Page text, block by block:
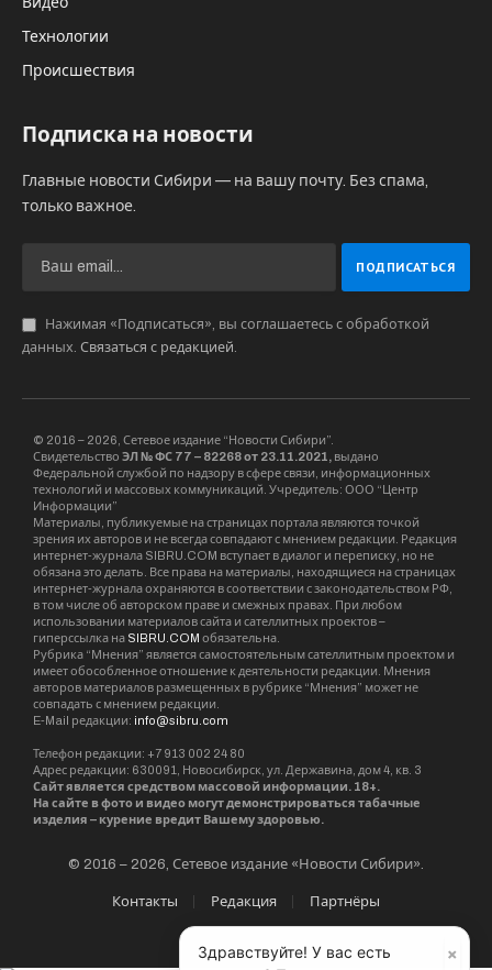
Технологии
Происшествия
Подписка на новости
Главные новости Сибири — на вашу почту. Без спама,
только важное.
Нажимая «Подписаться», вы соглашаетесь с обработкой
данных. Связаться с редакцией.
© 2016 – 2026, Сетевое издание “Новости Сибири”.
Свидетельство ЭЛ № ФС 77 – 82268 от 23.11.2021, выдано
Федеральной службой по надзору в сфере связи, информационных
технологий и массовых коммуникаций. Учредитель: ООО “Центр
Информации”
Материалы, публикуемые на страницах портала являются точкой
зрения их авторов и не всегда совпадают с мнением редакции. Редакция
интернет-журнала SIBRU.COM вступает в диалог и переписку, но не
обязана это делать. Все права на материалы, находящиеся на страницах
интернет-журнала охраняются в соответствии с законодательством РФ,
в том числе об авторском праве и смежных правах. При любом
использовании материалов сайта и сателлитных проектов –
гиперссылка на SIBRU.COM обязательна.
Рубрика “Мнения” является самостоятельным сателлитным проектом и
имеет обособленное отношение к деятельности редакции. Мнения
авторов материалов размещенных в рубрике “Мнения” может не
совпадать с мнением редакции.
E-Mail редакции: info@sibru.com
Телефон редакции: +7 913 002 24 80
Адрес редакции: 630091, Новосибирск, ул. Державина, дом 4, кв. 3
Сайт является средством массовой информации. 18+.
На сайте в фото и видео могут демонстрироваться табачные
изделия – курение вредит Вашему здоровью.
© 2016 – 2026, Сетевое издание «Новости Сибири».
Контакты Редакция Партнёры
×
Здравствуйте! У вас есть